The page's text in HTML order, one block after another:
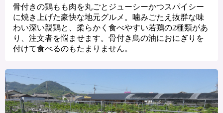
骨付きの鶏もも肉を丸ごとジューシーかつスパイシー
に焼き上げた豪快な地元グルメ。噛みごたえ抜群な味
わい深い親鶏と、柔らかく食べやすい若鶏の2種類があ
り、注文者を悩ませます。骨付き鳥の油におにぎりを
付けて食べるのもたまりません。